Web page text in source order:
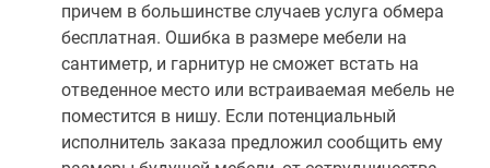
причем в большинстве случаев услуга обмера
бесплатная. Ошибка в размере мебели на
сантиметр, и гарнитур не сможет встать на
отведенное место или встраиваемая мебель не
поместится в нишу. Если потенциальный
исполнитель заказа предложил сообщить ему